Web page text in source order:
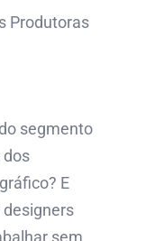
Produtoras
segmento
dos
E